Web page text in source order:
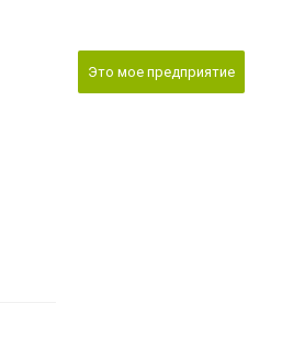
Это мое предприятие